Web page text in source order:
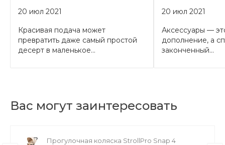
20 июл 2021
Красивая подача может
превратить даже самый простой
десерт в маленькое...
20 июл 2021
Аксессуары —
дополнение, а
законченный...
Вас могут заинтересовать
Прогулочная коляска StrollPro Snap 4